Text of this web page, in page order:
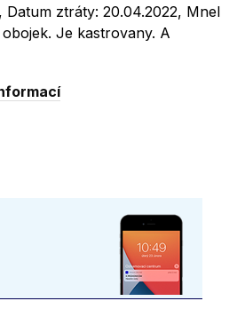
Datum ztráty: 20.04.2022, Mnel
Je kastrovany. A